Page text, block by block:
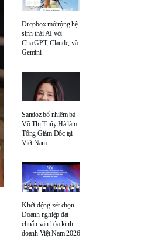
Dropbox mở rộng hệ
sinh thái AI với
ChatGPT, Claude, và
Gemini
Sandoz bổ nhiệm bà
Võ Thị Thúy Hà làm
Tổng Giám Đốc tại
Việt Nam
Khởi động xét chọn
Doanh nghiệp đạt
chuẩn văn hóa kinh
doanh Việt Nam 2026